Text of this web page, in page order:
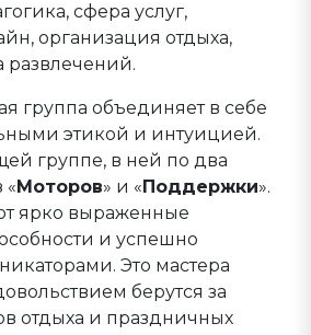
сфера услуг,
организация отдыха,
развлечений.
группа объединяет в себе
этикой и интуицией.
группе, в ней по два
«Моторов» и «Поддержки».
ярко выраженные
и успешно
Это мастера
берутся за
отдыха и праздничных